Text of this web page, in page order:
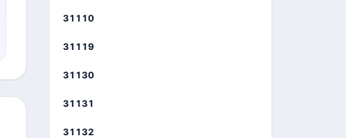
31110
31119
31130
31131
31132